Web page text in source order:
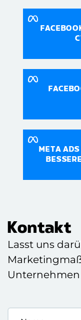
META
Kontakt
Lasst uns